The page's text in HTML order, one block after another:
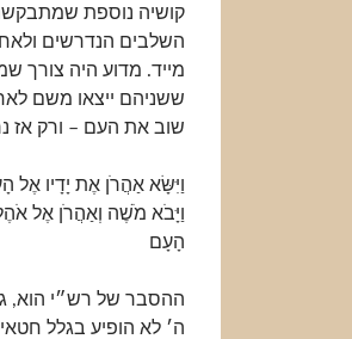
קושיה נוספת
השלבים הנדרשים
מייד. מדוע היה צורך
ששניהם ייצאו משם
שוב את העם – ורק אז
וַיִּשָּׂא אַהֲרֹן אֶת יָדָיו
וַיָּבֹא מֹשֶׁה וְאַהֲרֹן אֶל
הָעָם
ההסבר של רש״י הוא,
ה׳ לא הופיע בגלל